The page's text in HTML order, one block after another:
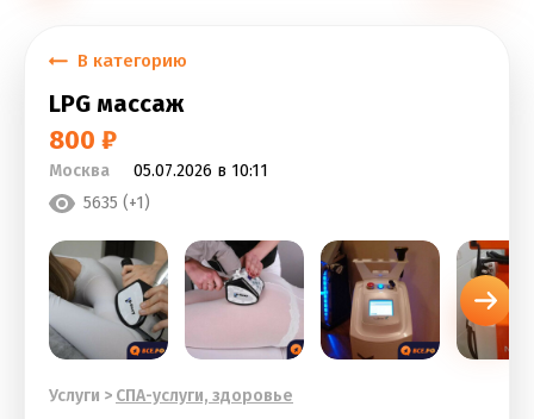
В категорию
LPG массаж
800 ₽
Москва
05.07.2026 в 10:11
5635 (+1)
Услуги > СПА-услуги, здоровье